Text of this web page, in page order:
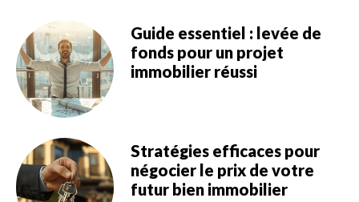
Guide essentiel : levée de
fonds pour un projet
immobilier réussi
Stratégies efficaces pour
négocier le prix de votre
futur bien immobilier